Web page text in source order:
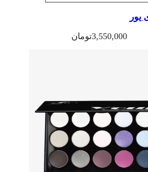
3,550,000تومان